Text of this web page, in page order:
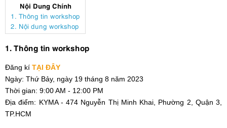
Nội Dung Chính
1. Thông tin workshop
2. Nội dung workshop
1. Thông tin workshop
Đăng kí TẠI ĐÂY
Ngày: Thứ Bảy, ngày 19 tháng 8 năm 2023
Thời gian: 9:00 AM - 12:00 PM
Địa điểm: KYMA - 474 Nguyễn Thị Minh Khai, Phường 2, Quận 3,
TP.HCM